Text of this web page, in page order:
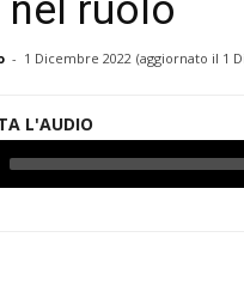
nel ruolo
- 1 Dicembre 2022 (aggiornato il 1
L'AUDIO